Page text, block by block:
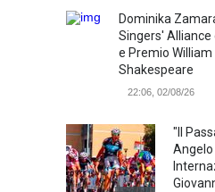
Dominika
Singers'
e Premio William
Shakespeare
22:06, 02/08/26
"Il
Angelo